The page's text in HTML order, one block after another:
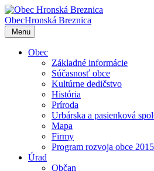
ObecHronská Breznica
Menu
Obec
Základné informácie
Súčasnosť obce
Kultúrne dedičstvo
História
Príroda
Urbárska a pasienková
Mapa
Firmy
Program rozvoja obce
Úrad
Občan